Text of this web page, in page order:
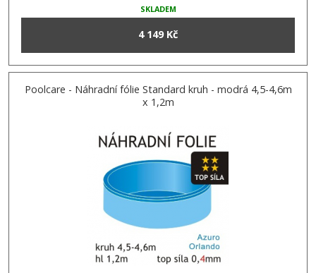
SKLADEM
4 149 Kč
Poolcare - Náhradní fólie Standard kruh - modrá 4,5-4,6m
x 1,2m